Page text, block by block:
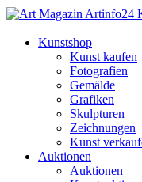
Kunstshop
Kunst kaufen
Fotografien
Gemälde
Grafiken
Skulpturen
Zeichnungen
Kunst
Auktionen
Auktionen